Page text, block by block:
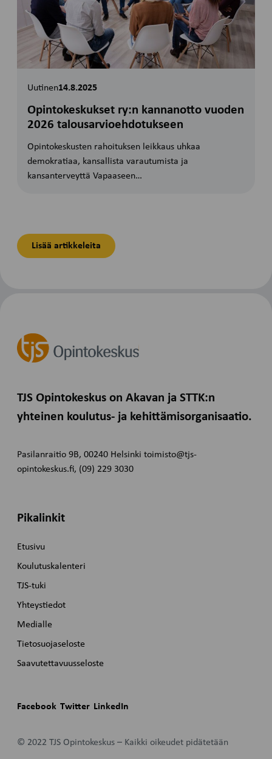
Uutinen14.8.2025
Opintokeskukset ry:n kannanotto vuoden
2026 talousarvioehdotukseen
Opintokeskusten rahoituksen leikkaus uhkaa
demokratiaa, kansallista varautumista ja
kansanterveyttä Vapaaseen…
Lisää artikkeleita
TJS Opintokeskus on Akavan ja STTK:n
yhteinen koulutus- ja kehittämisorganisaatio.
Pasilanraitio 9B, 00240 Helsinki toimisto@tjs-
opintokeskus.fi, (09) 229 3030
© 2022 TJS Opintokeskus – Kaikki oikeudet pidätetään
Pikalinkit
Etusivu
Koulutuskalenteri
TJS-tuki
Yhteystiedot
Medialle
Tietosuojaseloste
Saavutettavuusseloste
Facebook Twitter LinkedIn